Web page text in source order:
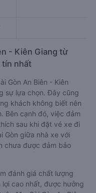
- Kiên Giang từ
tín nhất
Gòn An Biên - Kiên
sự lựa chọn. Đây cũng
khách không biết nên
Bên cạnh đó, việc đảm
sau khi đặt vé xe đi
Gòn giữa nhà xe với
chưa được đảm bảo
đánh giá chất lượng
cao nhất, được hưởng